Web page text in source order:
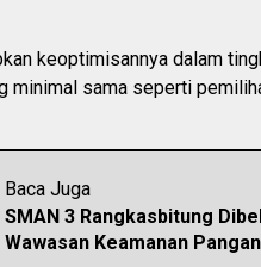
keoptimisannya dalam
minimal sama seperti
Baca Juga
SMAN 3 Rangkasbitung
Wawasan Keamanan Pangan